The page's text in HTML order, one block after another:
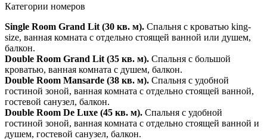
Категории номеров
Single Room Grand Lit (30 кв. м). Спальня с кроватью king-
size, ванная комната с отдельно стоящей ванной или душем,
балкон.
Double Room Grand Lit (35 кв. м). Спальня с большой
кроватью, ванная комната с душем, балкон.
Double Room Mansarde (38 кв. м). Спальня с удобной
гостиной зоной, ванная комната с отдельно стоящей ванной,
гостевой санузел, балкон.
Double Room De Luxe (45 кв. м). Спальня с удобной
гостиной зоной, ванная комната с отдельно стоящей ванной и
душем, гостевой санузел, балкон.